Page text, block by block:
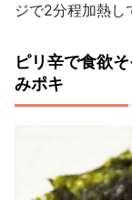
ジで2分程加熱し
ピリ辛で食欲
みポキ